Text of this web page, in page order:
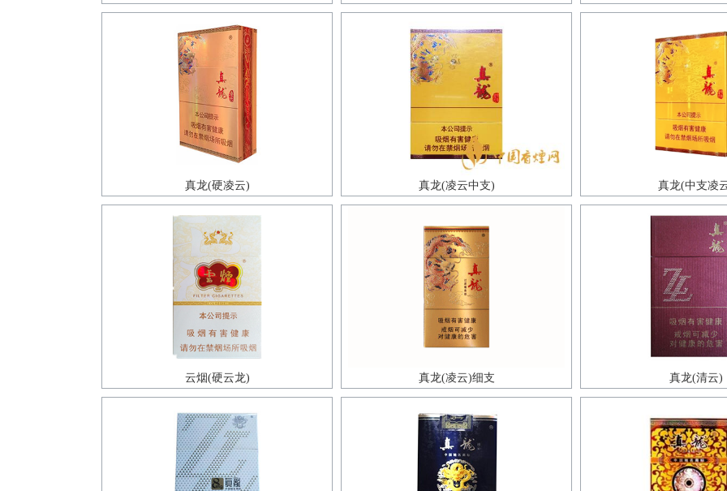
真龙(硬凌云) 真龙(凌云中支) 真龙(中支凌
云烟(硬云龙) 真龙(凌云)细支 真龙(清云)